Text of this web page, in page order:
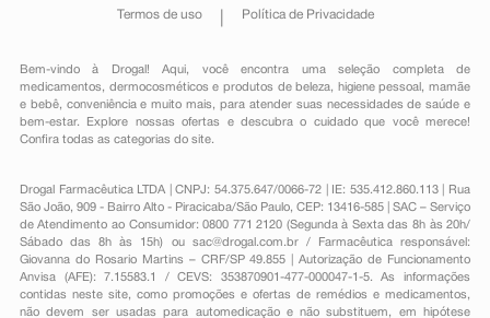
Termos de uso Política de Privacidade
Bem-vindo à Drogal! Aqui, você encontra uma seleção completa de
medicamentos , dermocosméticos e produtos de beleza, higiene pessoal ,mamãe
e bebê, conveniênciae muito mais, para atender suas necessidades de saúde e
bem-estar. Explore nossas ofertas e descubra o cuidado que você merece!
Confira todas as categorias do site.
Drogal Farmacêutica LTDA | CNPJ: 54.375.647/0066-72 | IE: 535.412.860.113 | Rua
São João, 909 - Bairro Alto - Piracicaba/São Paulo, CEP: 13416-585 | SAC – Serviço
de Atendimento ao Consumidor: 0800 771 2120 (Segunda à Sexta das 8h às 20h/
Sábado das 8h às 15h) ou sac@drogal.com.br/ Farmacêutica responsável:
Giovanna do Rosario Martins – CRF/SP 49.855 | Autorização de Funcionamento
Anvisa (AFE): 7.15583.1 / CEVS: 353870901-477-000047-1-5. As informações
contidas neste site, como promoções e ofertas de remédios e medicamentos,
não devem ser usadas para automedicação e não substituem, em hipótese